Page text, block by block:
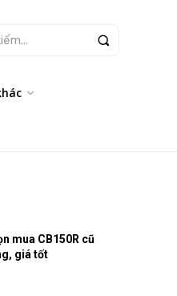
mua CB150R cũ
giá tốt